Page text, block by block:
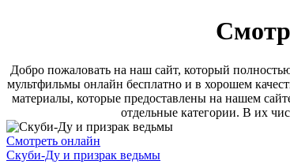
Добро пожаловать на наш сайт, который
мультфильмы онлайн бесплатно и в хорошем
материалы, которые предоставлены на нашем
отдельные категории. В их
Смотреть онлайн
Скуби-Ду и призрак ведьмы